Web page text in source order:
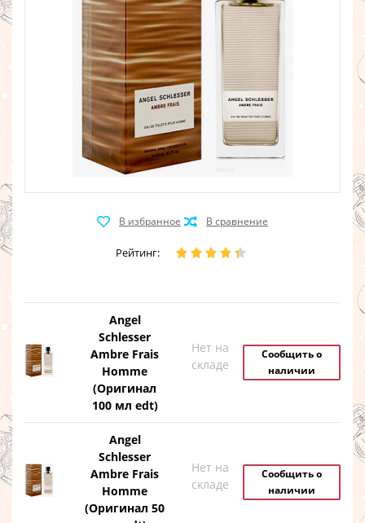
Рейтинг:
Angel
Schlesser
Ambre Frais
Homme
(Оригинал
100 мл edt)
Нет на
складе
Сообщить о
наличии
Angel
Schlesser
Ambre Frais
Homme
(Оригинал 50
Нет на
складе
Сообщить о
наличии